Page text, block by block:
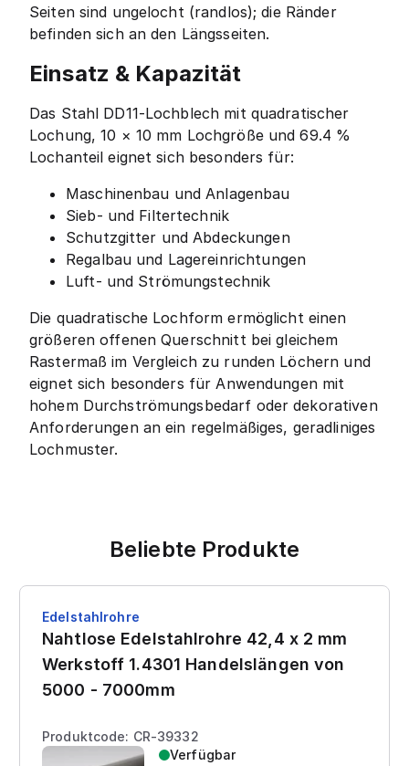
Seiten sind ungelocht (randlos); die Ränder
befinden sich an den Längsseiten.
Einsatz & Kapazität
Das Stahl DD11-Lochblech mit quadratischer
Lochung, 10 × 10 mm Lochgröße und 69.4 %
Lochanteil eignet sich besonders für:
Maschinenbau und Anlagenbau
Sieb- und Filtertechnik
Schutzgitter und Abdeckungen
Regalbau und Lagereinrichtungen
Luft- und Strömungstechnik
Die quadratische Lochform ermöglicht einen
größeren offenen Querschnitt bei gleichem
Rastermaß im Vergleich zu runden Löchern und
eignet sich besonders für Anwendungen mit
hohem Durchströmungsbedarf oder dekorativen
Anforderungen an ein regelmäßiges, geradliniges
Lochmuster.
Beliebte Produkte
Edelstahlrohre
Nahtlose Edelstahlrohre 42,4 x 2 mm
Werkstoff 1.4301 Handelslängen von
5000 - 7000mm
Produktcode: CR-39332
Verfügbar